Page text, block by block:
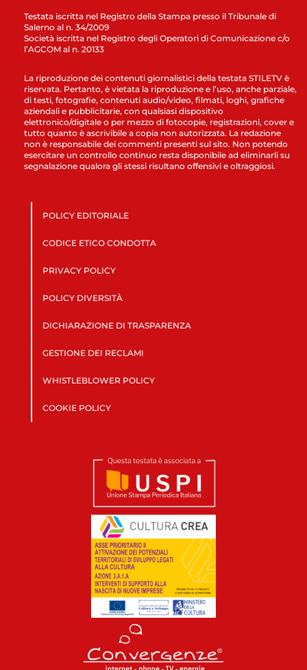
Testata iscritta nel Registro della Stampa presso il Tribunale di
Salerno al n. 34/2009
Società iscritta nel Registro degli Operatori di Comunicazione c/o
l’AGCOM al n. 20133
La riproduzione dei contenuti giornalistici della testata STILETV è
riservata. Pertanto, è vietata la riproduzione e l’uso, anche parziale,
di testi, fotografie, contenuti audio/video, filmati, loghi, grafiche
aziendali e pubblicitarie, con qualsiasi dispositivo
elettronico/digitale o per mezzo di fotocopie, registrazioni, cover e
tutto quanto è ascrivibile a copia non autorizzata. La redazione
non è responsabile dei commenti presenti sul sito. Non potendo
esercitare un controllo continuo resta disponibile ad eliminarli su
segnalazione qualora gli stessi risultano offensivi e oltraggiosi.
POLICY EDITORIALE
CODICE ETICO CONDOTTA
PRIVACY POLICY
POLICY DIVERSITÀ
DICHIARAZIONE DI TRASPARENZA
GESTIONE DEI RECLAMI
WHISTLEBLOWER POLICY
COOKIE POLICY